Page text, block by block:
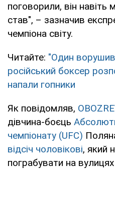
поговорили, він навіть
став", – зазначив
чемпіона світу.
Читайте: "Один
російський боксер
напали гопники
Як повідомляв,
дівчина-боєць
чемпіонату (UFC)
відсіч чоловікові, який
пограбувати на